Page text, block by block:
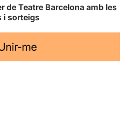
de Teatre Barcelona amb les
i sorteigs
me